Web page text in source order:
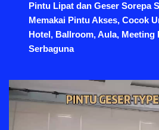
Pintu Lipat dan Geser Sorepa
Memakai Pintu Akses, Cocok
Hotel, Ballroom, Aula, Meeting
Serbaguna